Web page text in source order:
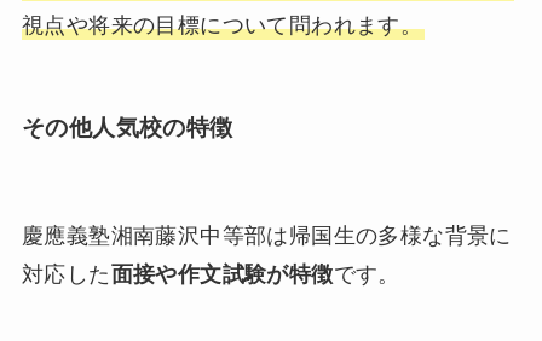
視点や将来の目標について問われます。
その他人気校の特徴
慶應義塾湘南藤沢中等部は帰国生の多様な背景に
対応した 面接や作文試験が特徴です。